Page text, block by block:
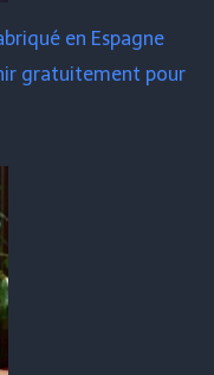
en Espagne
gratuitement pour